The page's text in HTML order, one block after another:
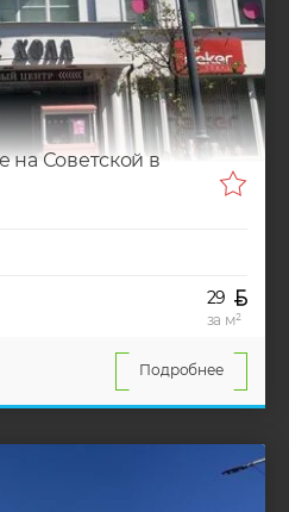
Советской в
29
за м²
Подробнее